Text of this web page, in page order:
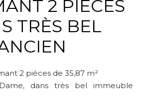
2 PIÈCES
TRÈS BEL
2 pièces de 35,87 m²
dans très bel immeuble